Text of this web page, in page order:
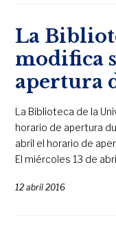
La
modifica
apertura
La Biblioteca de la
horario de apertura
abril el horario de
El miércoles 13 de
12 abril 2016